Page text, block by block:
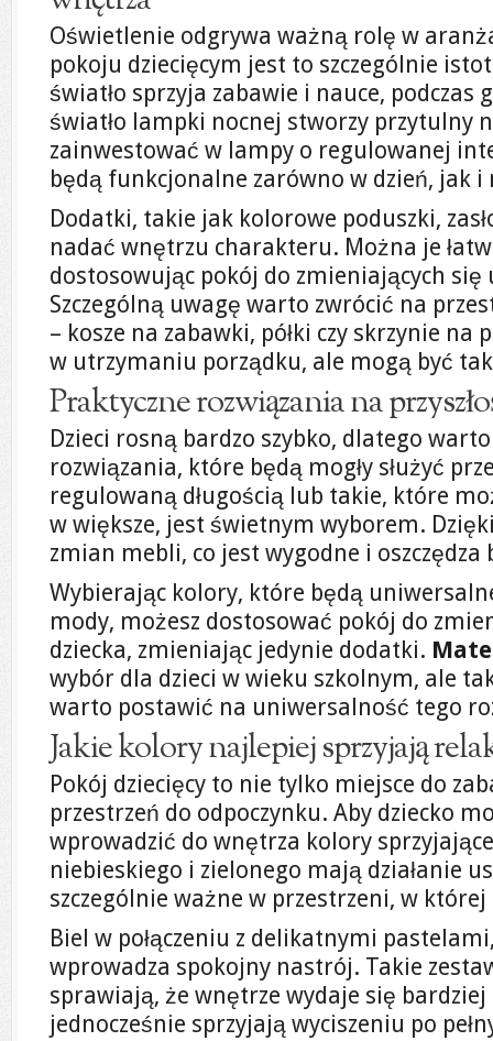
Oświetlenie odgrywa ważną rolę w
pokoju dziecięcym jest to szczególnie
światło sprzyja zabawie i nauce, podczas
światło lampki nocnej stworzy przytulny
zainwestować w lampy o regulowanej
będą funkcjonalne zarówno w dzień, jak i
Dodatki, takie jak kolorowe poduszki,
nadać wnętrzu charakteru. Można je
dostosowując pokój do zmieniających się
Szczególną uwagę warto zwrócić na
– kosze na zabawki, półki czy skrzynie
w utrzymaniu porządku, ale mogą być
Praktyczne rozwiązania na
Dzieci rosną bardzo szybko, dlatego
rozwiązania, które będą mogły służyć
regulowaną długością lub takie, które
w większe, jest świetnym wyborem.
zmian mebli, co jest wygodne i oszczędza
Wybierając kolory, które będą
mody, możesz dostosować pokój do
dziecka, zmieniając jedynie dodatki.
wybór dla dzieci w wieku szkolnym, ale
warto postawić na uniwersalność tego
Jakie kolory najlepiej sprzyjają
Pokój dziecięcy to nie tylko miejsce do
przestrzeń do odpoczynku. Aby dziecko
wprowadzić do wnętrza kolory
niebieskiego i zielonego mają działanie
szczególnie ważne w przestrzeni, w
Biel w połączeniu z delikatnymi
wprowadza spokojny nastrój. Takie
sprawiają, że wnętrze wydaje się
jednocześnie sprzyjają wyciszeniu po